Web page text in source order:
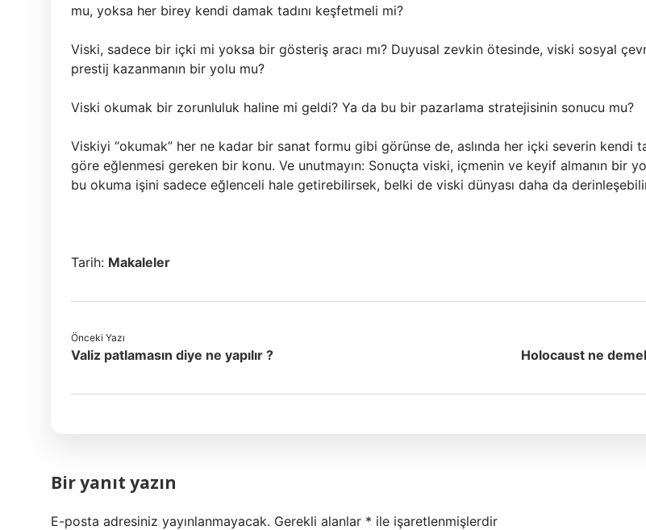
mu, yoksa her birey kendi damak tadını keşfetmeli mi?
Viski, sadece bir içki mi yoksa bir gösteriş aracı mı? Duyusal zevkin ötesinde, viski sosyal
prestij kazanmanın bir yolu mu?
Viski okumak bir zorunluluk haline mi geldi? Ya da bu bir pazarlama stratejisinin sonucu mu?
Viskiyi “okumak” her ne kadar bir sanat formu gibi görünse de, aslında her içki severin kendi
göre eğlenmesi gereken bir konu. Ve unutmayın: Sonuçta viski, içmenin ve keyif almanın bir
bu okuma işini sadece eğlenceli hale getirebilirsek, belki de viski dünyası daha da
Tarih: Makaleler
Önceki Yazı
Valiz patlamasın diye ne yapılır ? Holocaust ne
Bir yanıt yazın
E-posta adresiniz yayınlanmayacak. Gerekli alanlar * ile işaretlenmişlerdir